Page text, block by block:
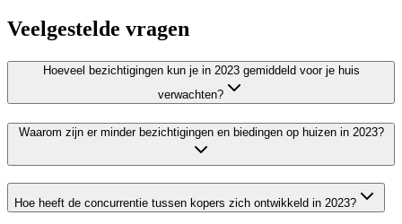
Veelgestelde vragen
Hoeveel bezichtigingen kun je in 2023 gemiddeld voor je huis
verwachten?
Waarom zijn er minder bezichtigingen en biedingen op huizen in 2023?
Hoe heeft de concurrentie tussen kopers zich ontwikkeld in 2023?